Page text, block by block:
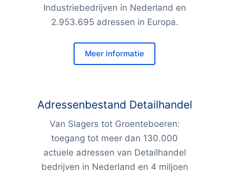
Industriebedrijven in Nederland en
2.953.695 adressen in Europa.
Meer informatie
Adressenbestand Detailhandel
Van Slagers tot Groenteboeren:
toegang tot meer dan 130.000
actuele adressen van Detailhandel
bedrijven in Nederland en 4 miljoen